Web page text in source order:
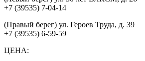
+7 (39535) 7-04-14
(Правый берег) ул. Героев Труда, д. 39
+7 (39535) 6-59-59
ЦЕНА: